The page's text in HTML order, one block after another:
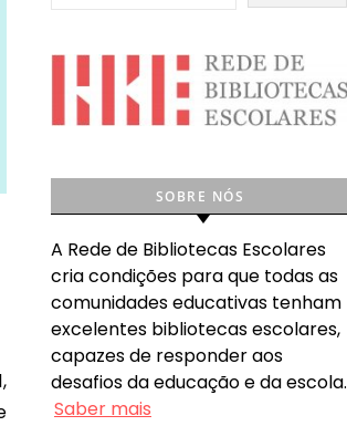
SOBRE NÓS
A Rede de Bibliotecas Escolares
cria condições para que todas as
comunidades educativas tenham
excelentes bibliotecas escolares,
capazes de responder aos
desafios da educação e da escola.
Saber mais